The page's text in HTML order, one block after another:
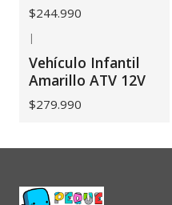
$244.990
|
Vehículo Infantil
Amarillo ATV 12V
$279.990